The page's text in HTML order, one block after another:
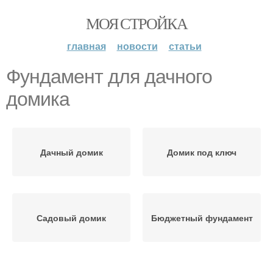
МОЯ СТРОЙКА
главная новости статьи
Фундамент для дачного
домика
Дачный домик Домик под ключ
Садовый домик Бюджетный фундамент